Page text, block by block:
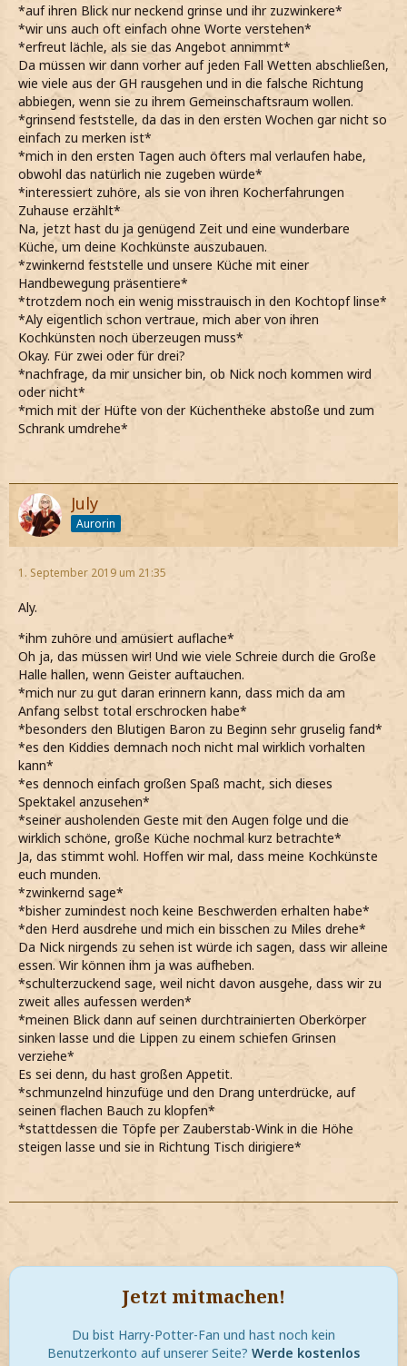
*auf ihren Blick nur neckend grinse und ihr zuzwinkere*
*wir uns auch oft einfach ohne Worte verstehen*
*erfreut lächle, als sie das Angebot annimmt*
Da müssen wir dann vorher auf jeden Fall Wetten abschließen,
wie viele aus der GH rausgehen und in die falsche Richtung
abbiegen, wenn sie zu ihrem Gemeinschaftsraum wollen.
*grinsend feststelle, da das in den ersten Wochen gar nicht so
einfach zu merken ist*
*mich in den ersten Tagen auch öfters mal verlaufen habe,
obwohl das natürlich nie zugeben würde*
*interessiert zuhöre, als sie von ihren Kocherfahrungen
Zuhause erzählt*
Na, jetzt hast du ja genügend Zeit und eine wunderbare
Küche, um deine Kochkünste auszubauen.
*zwinkernd feststelle und unsere Küche mit einer
Handbewegung präsentiere*
*trotzdem noch ein wenig misstrauisch in den Kochtopf linse*
*Aly eigentlich schon vertraue, mich aber von ihren
Kochkünsten noch überzeugen muss*
Okay. Für zwei oder für drei?
*nachfrage, da mir unsicher bin, ob Nick noch kommen wird
oder nicht*
*mich mit der Hüfte von der Küchentheke abstoße und zum
Schrank umdrehe*
July
Aurorin
1. September 2019 um 21:35
Aly.
*ihm zuhöre und amüsiert auflache*
Oh ja, das müssen wir! Und wie viele Schreie durch die Große
Halle hallen, wenn Geister auftauchen.
*mich nur zu gut daran erinnern kann, dass mich da am
Anfang selbst total erschrocken habe*
*besonders den Blutigen Baron zu Beginn sehr gruselig fand*
*es den Kiddies demnach noch nicht mal wirklich vorhalten
kann*
*es dennoch einfach großen Spaß macht, sich dieses
Spektakel anzusehen*
*seiner ausholenden Geste mit den Augen folge und die
wirklich schöne, große Küche nochmal kurz betrachte*
Ja, das stimmt wohl. Hoffen wir mal, dass meine Kochkünste
euch munden.
*zwinkernd sage*
*bisher zumindest noch keine Beschwerden erhalten habe*
*den Herd ausdrehe und mich ein bisschen zu Miles drehe*
Da Nick nirgends zu sehen ist würde ich sagen, dass wir alleine
essen. Wir können ihm ja was aufheben.
*schulterzuckend sage, weil nicht davon ausgehe, dass wir zu
zweit alles aufessen werden*
*meinen Blick dann auf seinen durchtrainierten Oberkörper
sinken lasse und die Lippen zu einem schiefen Grinsen
verziehe*
Es sei denn, du hast großen Appetit.
*schmunzelnd hinzufüge und den Drang unterdrücke, auf
seinen flachen Bauch zu klopfen*
*stattdessen die Töpfe per Zauberstab-Wink in die Höhe
steigen lasse und sie in Richtung Tisch dirigiere*
Jetzt mitmachen!
Du bist Harry-Potter-Fan und hast noch kein
Benutzerkonto auf unserer Seite? Werde kostenlos